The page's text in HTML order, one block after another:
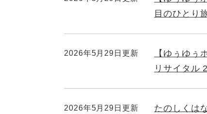
目のひとり
2026年5月29日更新
【ゆぅゆ
リサイタル
2026年5月29日更新 たのしくは